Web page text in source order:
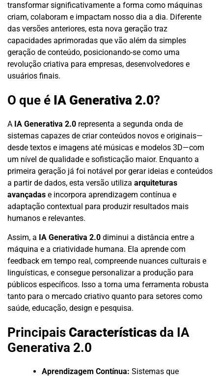
transformar significativamente a forma como máquinas
criam, colaboram e impactam nosso dia a dia. Diferente
das versões anteriores, esta nova geração traz
capacidades aprimoradas que vão além da simples
geração de conteúdo, posicionando-se como uma
revolução criativa para empresas, desenvolvedores e
usuários finais.
O que é IA Generativa 2.0?
A IA Generativa 2.0 representa a segunda onda de
sistemas capazes de criar conteúdos novos e originais—
desde textos e imagens até músicas e modelos 3D—com
um nível de qualidade e sofisticação maior. Enquanto a
primeira geração já foi notável por gerar ideias e conteúdos
a partir de dados, esta versão utiliza arquiteturas
avançadas e incorpora aprendizagem contínua e
adaptação contextual para produzir resultados mais
humanos e relevantes.
Assim, a IA Generativa 2.0 diminui a distância entre a
máquina e a criatividade humana. Ela aprende com
feedback em tempo real, compreende nuances culturais e
linguísticas, e consegue personalizar a produção para
públicos específicos. Isso a torna uma ferramenta robusta
tanto para o mercado criativo quanto para setores como
saúde, educação, design e pesquisa.
Principais Características da IA
Generativa 2.0
Aprendizagem Contínua: Sistemas que